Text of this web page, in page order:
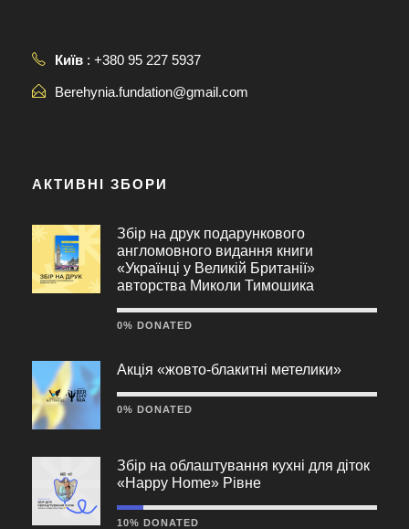
Київ : +380 95 227 5937
Berehynia.fundation@gmail.com
АКТИВНІ ЗБОРИ
Збір на друк подарункового
англомовного видання книги
«Українці у Великій Британії»
авторства Миколи Тимошика
0% DONATED
Акція «жовто-блакитні метелики»
0% DONATED
Збір на облаштування кухні для діток
«Happy Home» Рівне
10% DONATED